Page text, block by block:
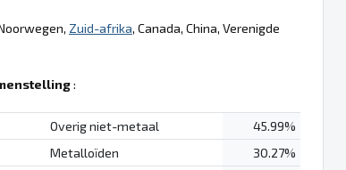
Zuid-afrika, Canada, China, Verenigde
:
Overig niet-metaal
45.99%
Metalloïden
30.27%